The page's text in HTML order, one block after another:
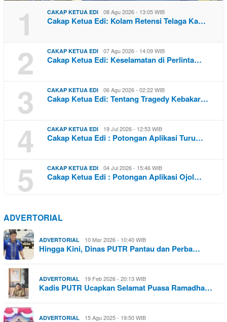
1 CAKAP KETUA EDI 08 Agu 2026 - 13:05 WIB
Cakap Ketua Edi: Kolam Retensi Telaga Ka…
2 CAKAP KETUA EDI 07 Agu 2026 - 14:09 WIB
Cakap Ketua Edi: Keselamatan di Perlinta…
3 CAKAP KETUA EDI 06 Agu 2026 - 02:22 WIB
Cakap Ketua Edi: Tentang Tragedy Kebakar…
4 CAKAP KETUA EDI 19 Jul 2026 - 12:53 WIB
Cakap Ketua Edi : Potongan Aplikasi Turu…
5 CAKAP KETUA EDI 04 Jul 2026 - 15:46 WIB
Cakap Ketua Edi : Potongan Aplikasi Ojol…
ADVERTORIAL
ADVERTORIAL 10 Mar 2026 - 10:40 WIB
Hingga Kini, Dinas PUTR Pantau dan Perba…
ADVERTORIAL 19 Feb 2026 - 20:13 WIB
Kadis PUTR Ucapkan Selamat Puasa Ramadha…
ADVERTORIAL 15 Agu 2025 - 19:50 WIB